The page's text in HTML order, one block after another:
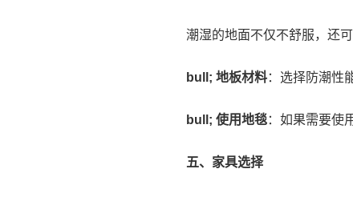
潮湿的地面不仅不舒服，还
bull; 地板材料：选择防潮性
bull; 使用地毯：如果需要使
五、家具选择